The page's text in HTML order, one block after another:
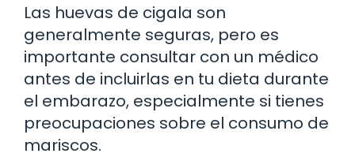
Las huevas de cigala son
generalmente seguras, pero es
importante consultar con un médico
antes de incluirlas en tu dieta durante
el embarazo, especialmente si tienes
preocupaciones sobre el consumo de
mariscos.